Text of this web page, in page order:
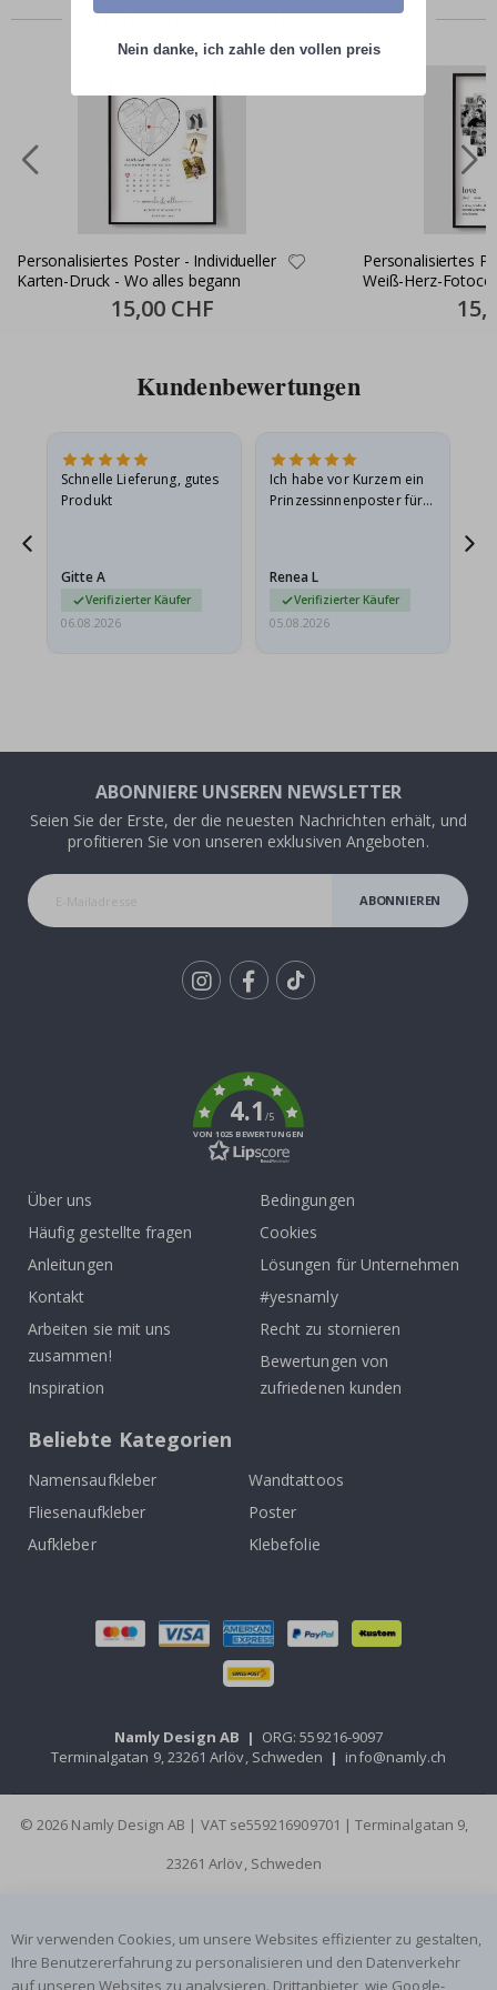
Zusammen gekaufte Produkte
Personalisiertes Poster - Individueller
Karten-Druck - Wo alles begann
Special
Price
15,00 CHF
Personalisiertes
Weiß-Herz-
Price
Kundenbewertungen
Schnelle Lieferung, gutes
Produkt
Gitte A
Verifizierter Käufer
06.08.2026
Ich habe vor Kurzem ein
Prinzessinnenposter für
beschädigt…
Renea L
Verifizierter Käufer
05.08.2026
ABONNIERE UNSEREN NEWSLETTER
Seien Sie der Erste, der die neuesten Nachrichten erhält, und
profitieren Sie von unseren exklusiven Angeboten.
ABONNIEREN
4.1/5
VON 1025 BEWERTUNGEN
Über uns
Häufig gestellte fragen
Anleitungen
Kontakt
Arbeiten sie mit uns
zusammen!
Inspiration
Bedingungen
Cookies
Lösungen für Unternehmen
#yesnamly
Recht zu stornieren
Bewertungen von
zufriedenen kunden
Beliebte Kategorien
Namensaufkleber
Wandtattoos
Fliesenaufkleber
Poster
Aufkleber
Klebefolie
Namly Design AB | ORG: 559216-9097
Terminalgatan 9, 23261 Arlöv, Schweden | info@namly.ch
© 2026 Namly Design AB | VAT se559216909701 | Terminalgatan 9,
23261 Arlöv, Schweden
Wir verwenden Cookies, um unsere Websites effizienter zu gestalten,
Ihre Benutzererfahrung zu personalisieren und den Datenverkehr
auf unseren Websites zu analysieren. Drittanbieter, wie Google-
Nein danke, ich zahle den vollen preis